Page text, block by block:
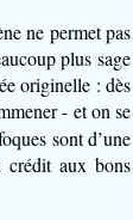
ne permet pas
plus sage
originelle : dès
- et on se
sont d’une
crédit aux bons